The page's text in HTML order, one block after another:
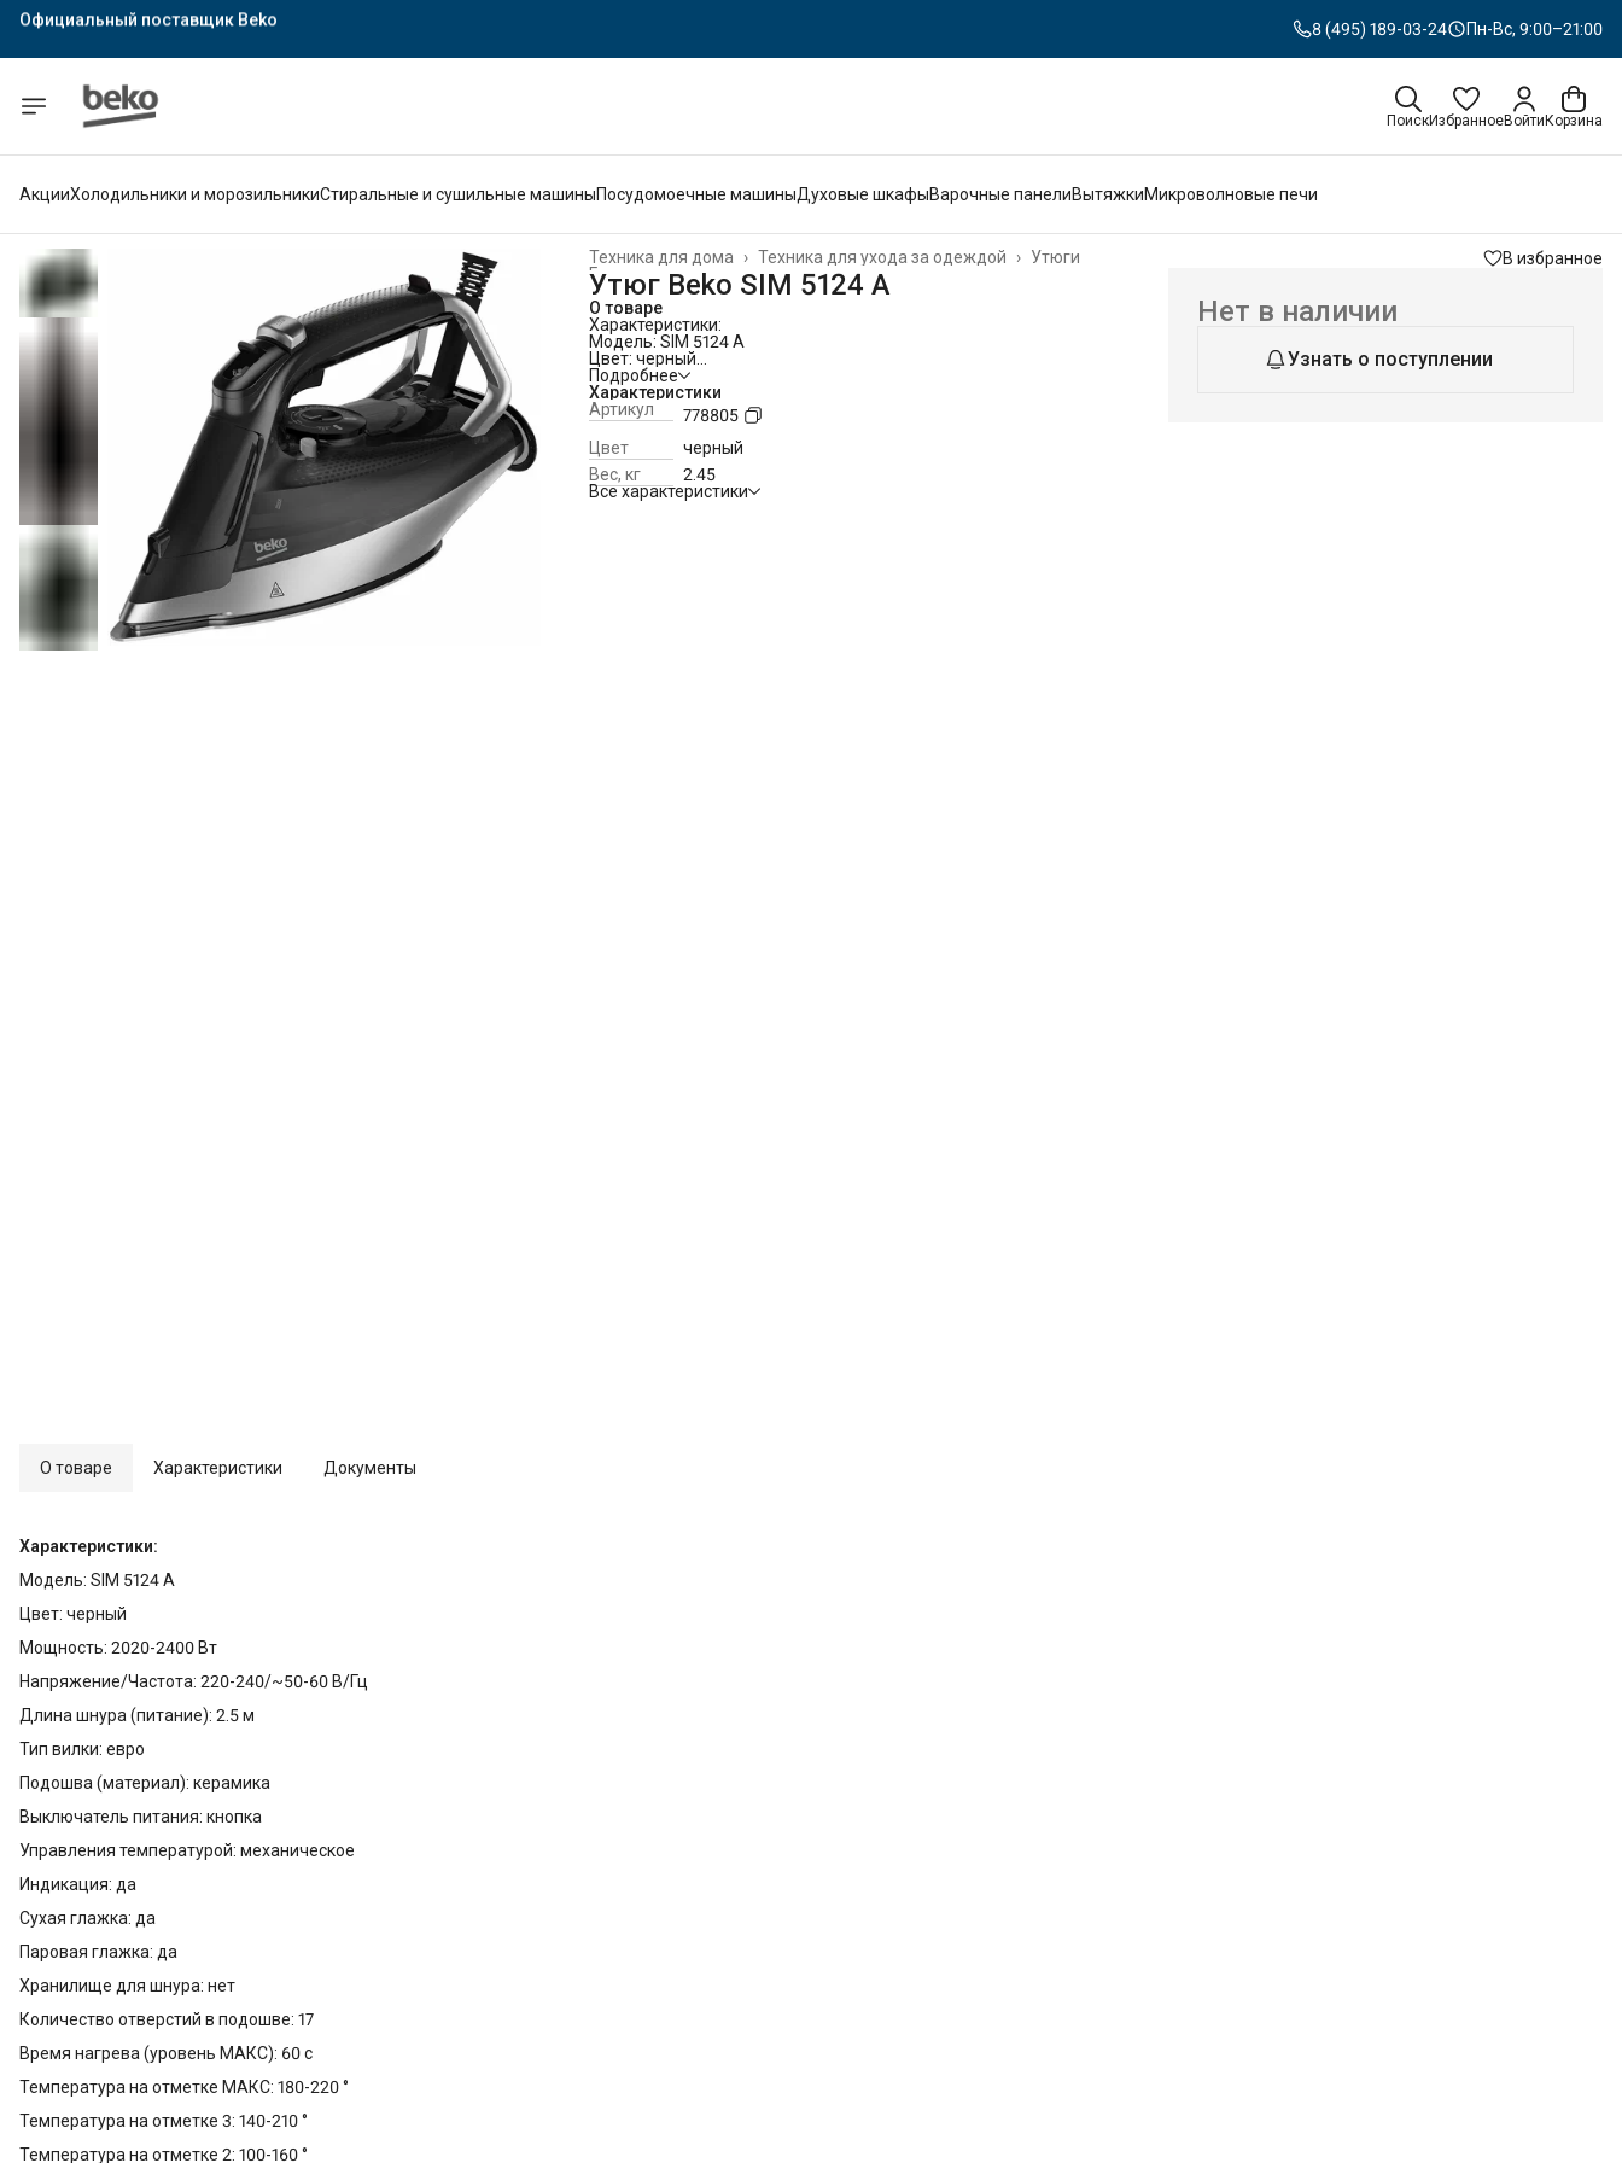
Официальный поставщик Indesit
Официальный поставщик Hotpoint
8 (495) 189-03-24 Пн-Вс, 9:00–21:00
ПоискИзбранноеВойти Корзина
АкцииХолодильники и морозильникиСтиральные и сушильные машиныПосудомоечные машиныДуховые шкафыВарочные панелиВытяжкиМикроволновые печи
Утюги
Техника для ухода за одеждой ›
Техника для дома
›
Главная
Утюг Beko SIM 5124 A
О товаре
Характеристики:
Модель: SIM 5124 A
Цвет: черный
Мощность: 2020-2400 Вт
Напряжение/Частота: 220-240/~50-60 В/Гц
Длина шнура (питание): 2.5 м
Тип вилки: евро
Подошва (материал): керамика
Выключатель питания: кнопка
Управления температурой: механическое
Индикация: да
Подробнее
Характеристики
Артикул
778805
Цвет
черный
Вес, кг
2.45
Все характеристики
В избранное
Нет в наличии
Узнать о поступлении
О товаре Характеристики Документы
Характеристики:
Модель: SIM 5124 A
Цвет: черный
Мощность: 2020-2400 Вт
Напряжение/Частота: 220-240/~50-60 В/Гц
Длина шнура (питание): 2.5 м
Тип вилки: евро
Подошва (материал): керамика
Выключатель питания: кнопка
Управления температурой: механическое
Индикация: да
Сухая глажка: да
Паровая глажка: да
Хранилище для шнура: нет
Количество отверстий в подошве: 17
Время нагрева (уровень МАКС): 60 с
Температура на отметке МАКС: 180-220 °
Температура на отметке 3: 140-210 °
Температура на отметке 2: 100-160 °